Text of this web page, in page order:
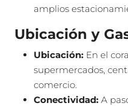
amplios
Ubicación y
Ubicación: En el
supermercados,
comercio.
Conectividad: A